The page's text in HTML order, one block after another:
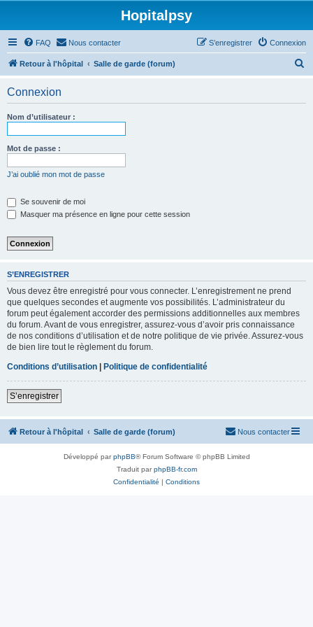
Hopitalpsy
FAQ Nous contacter Connexion
S’enregistrer
Retour à l'hôpital Salle de garde (forum)
Connexion
Nom d’utilisateur :
Mot de passe :
J’ai oublié mon mot de passe
Se souvenir de moi
Masquer ma présence en ligne pour cette session
S’ENREGISTRER
Vous devez être enregistré pour vous connecter. L’enregistrement ne prend
que quelques secondes et augmente vos possibilités. L’administrateur du
forum peut également accorder des permissions additionnelles aux membres
du forum. Avant de vous enregistrer, assurez-vous d’avoir pris connaissance
de nos conditions d’utilisation et de notre politique de vie privée. Assurez-vous
de bien lire tout le règlement du forum.
Conditions d’utilisation | Politique de confidentialité
S’enregistrer
Retour à l'hôpital Salle de garde (forum) Nous contacter
Développé parphpBB® Forum Software © phpBB Limited
Traduit parphpBB-fr.com
Confidentialité | Conditions